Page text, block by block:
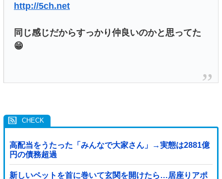
http://5ch.net
同じ感じだからすっかり仲良いのかと思ってた
😁
高配当をうたった「みんなで大家さん」→実態は2881億
円の債務超過
新しいペットを首に巻いて玄関を開けたら…居座りアポ